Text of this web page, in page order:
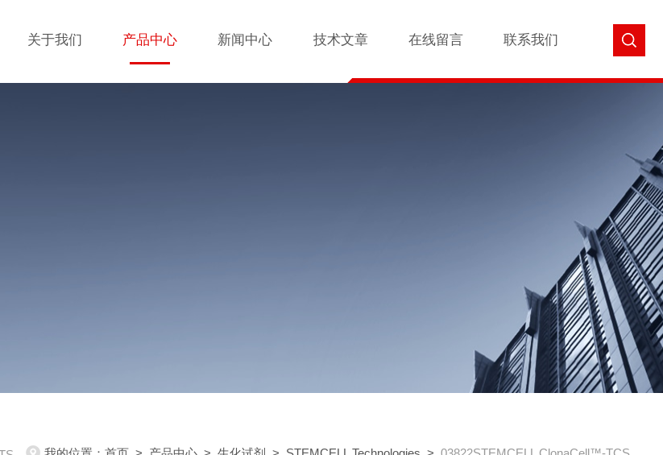
关于我们 产品中心 新闻中心 技术文章 在线留言 联系我们